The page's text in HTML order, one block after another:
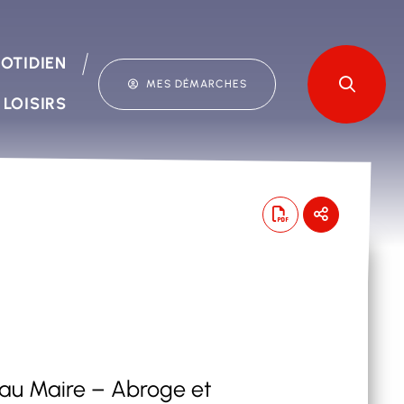
MES DÉMARCHES
Maire – Abroge et